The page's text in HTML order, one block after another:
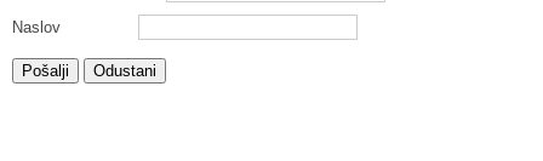
Naslov
Pošalji Odustani